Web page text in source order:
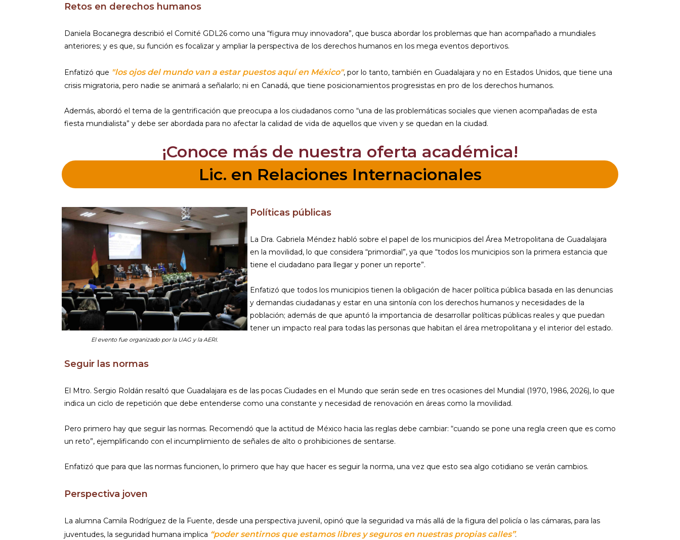
Retos en derechos humanos
Daniela Bocanegra describió el Comité GDL26 como una “figura muy innovadora”, que busca abordar los problemas que han acompañado a mundiales
anteriores; y es que, su función es focalizar y ampliar la perspectiva de los derechos humanos en los mega eventos deportivos.
Enfatizó que "los ojos del mundo van a estar puestos aquí en México", por lo tanto, también en Guadalajara y no en Estados Unidos, que tiene una
crisis migratoria, pero nadie se animará a señalarlo; ni en Canadá, que tiene posicionamientos progresistas en pro de los derechos humanos.
Además, abordó el tema de la gentrificación que preocupa a los ciudadanos como “una de las problemáticas sociales que vienen acompañadas de esta
fiesta mundialista” y debe ser abordada para no afectar la calidad de vida de aquellos que viven y se quedan en la ciudad.
¡Conoce más de nuestra oferta académica!
Lic. en Relaciones Internacionales
El evento fue organizado por la UAG y la AERI.
Políticas públicas
La Dra. Gabriela Méndez habló sobre el papel de los municipios del Área Metropolitana de Guadalajara
en la movilidad, lo que considera “primordial”, ya que “todos los municipios son la primera estancia que
tiene el ciudadano para llegar y poner un reporte”.
Enfatizó que todos los municipios tienen la obligación de hacer política pública basada en las denuncias
y demandas ciudadanas y estar en una sintonía con los derechos humanos y necesidades de la
población; además de que apuntó la importancia de desarrollar políticas públicas reales y que puedan
tener un impacto real para todas las personas que habitan el área metropolitana y el interior del estado.
Seguir las normas
El Mtro. Sergio Roldán resaltó que Guadalajara es de las pocas Ciudades en el Mundo que serán sede en tres ocasiones del Mundial (1970, 1986, 2026), lo que
indica un ciclo de repetición que debe entenderse como una constante y necesidad de renovación en áreas como la movilidad.
Pero primero hay que seguir las normas. Recomendó que la actitud de México hacia las reglas debe cambiar: “cuando se pone una regla creen que es como
un reto”, ejemplificando con el incumplimiento de señales de alto o prohibiciones de sentarse.
Enfatizó que para que las normas funcionen, lo primero que hay que hacer es seguir la norma, una vez que esto sea algo cotidiano se verán cambios.
Perspectiva joven
La alumna Camila Rodríguez de la Fuente, desde una perspectiva juvenil, opinó que la seguridad va más allá de la figura del policía o las cámaras, para las
juventudes, la seguridad humana implica “poder sentirnos que estamos libres y seguros en nuestras propias calles”.